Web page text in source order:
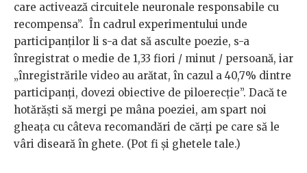
care activează circuitele neuronale responsabile cu
recompensa”. În cadrul experimentului unde
participanților li s-a dat să asculte poezie, s-a
înregistrat o medie de 1,33 fiori / minut / persoană, iar
„înregistrările video au arătat, în cazul a 40,7% dintre
participanți, dovezi obiective de piloerecție”. Dacă te
hotărăști să mergi pe mâna poeziei, am spart noi
gheața cu câteva recomandări de cărți pe care să le
vâri diseară în ghete. (Pot fi și ghetele tale.)